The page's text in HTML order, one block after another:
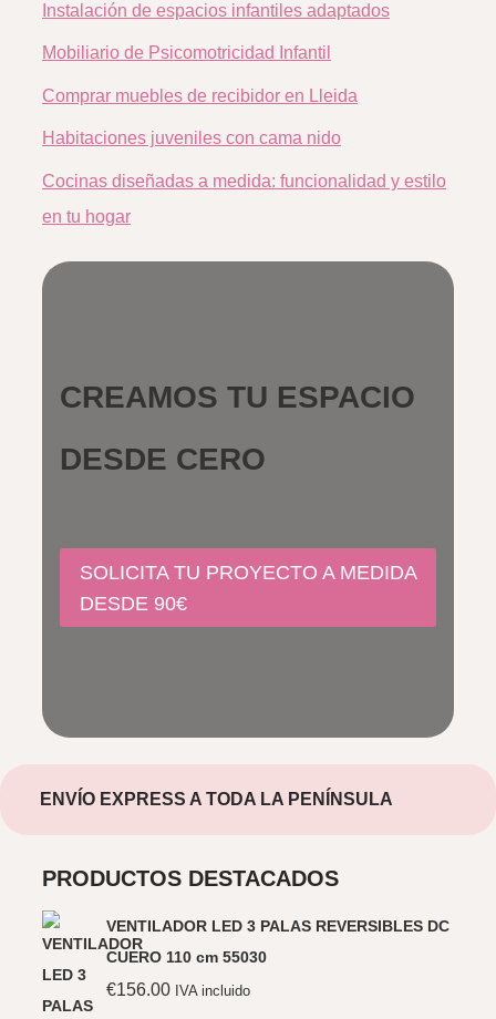
Instalación de espacios infantiles adaptados
Mobiliario de Psicomotricidad Infantil
Comprar muebles de recibidor en Lleida
Habitaciones juveniles con cama nido
Cocinas diseñadas a medida: funcionalidad y estilo
en tu hogar
CREAMOS TU ESPACIO
DESDE CERO
SOLICITA TU PROYECTO A MEDIDA
DESDE 90€
ENVÍO EXPRESS A TODA LA PENÍNSULA
PRODUCTOS DESTACADOS
VENTILADOR LED 3 PALAS REVERSIBLES DC
CUERO 110 cm 55030
€156.00 IVA incluido